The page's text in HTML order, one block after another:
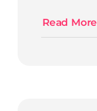
Read More